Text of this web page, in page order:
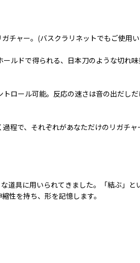
チャー。(バスクラリネットでもご使用
ルドで得られる、日本刀のような切れ
ロール可能。反応の速さは音の出だし
程で、それぞれがあなただけのリガチ
道具に用いられてきました。「結ぶ」
性を持ち、形を記憶します。